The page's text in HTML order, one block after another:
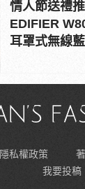
情人節送禮推
EDIFIER
耳罩式無線
隱私權政策
我要投稿